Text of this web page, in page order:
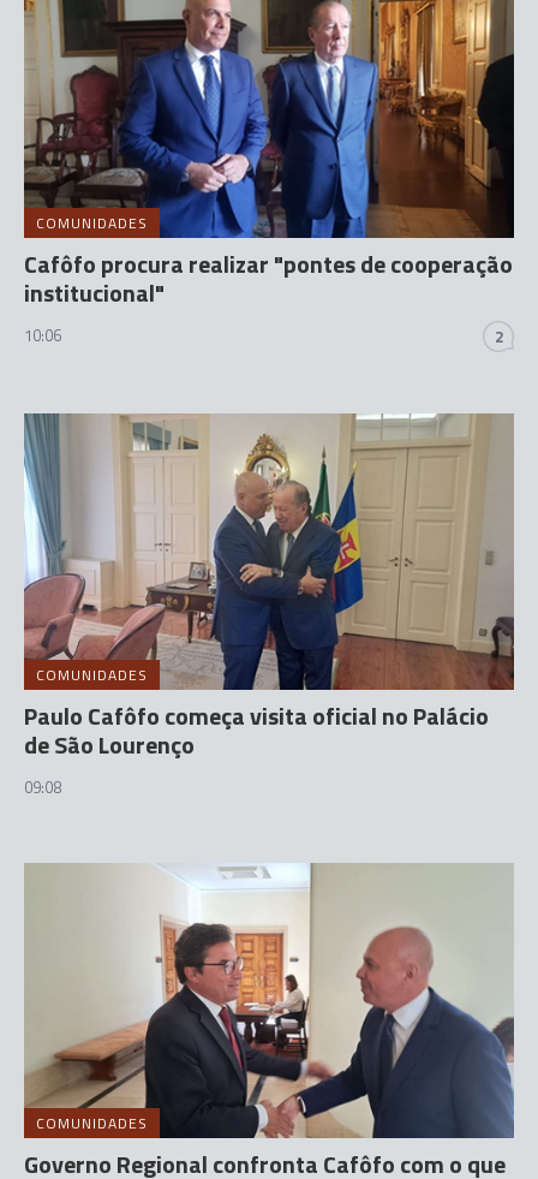
COMUNIDADES
Cafôfo procura realizar "pontes de cooperação
institucional"
10:06 2
COMUNIDADES
Paulo Cafôfo começa visita oficial no Palácio
de São Lourenço
09:08
COMUNIDADES
Governo Regional confronta Cafôfo com o que